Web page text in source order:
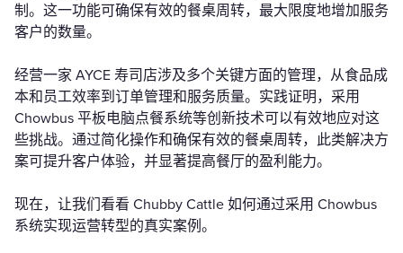
制。这一功能可确保有效的餐桌周转，最大限度地增加服务
客户的数量。
经营一家 AYCE 寿司店涉及多个关键方面的管理，从食品成
本和员工效率到订单管理和服务质量。实践证明，采用
Chowbus 平板电脑点餐系统等创新技术可以有效地应对这
些挑战。通过简化操作和确保有效的餐桌周转，此类解决方
案可提升客户体验，并显著提高餐厅的盈利能力。
现在，让我们看看 Chubby Cattle 如何通过采用 Chowbus
系统实现运营转型的真实案例。